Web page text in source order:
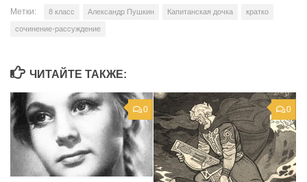
Метки: 8 класс Александр Пушкин Капитанская дочка кратко
сочинение-рассуждение
ЧИТАЙТЕ ТАКЖЕ:
0 0